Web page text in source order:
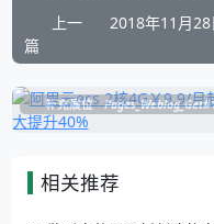
上一
篇
2018年11月28
补充展位
相关推荐